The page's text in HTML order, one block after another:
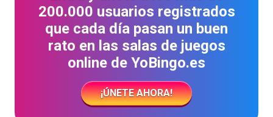
200.000 usuarios registrados
que cada día pasan un buen
rato en las salas de juegos
online de YoBingo.es
¡ÚNETE AHORA!